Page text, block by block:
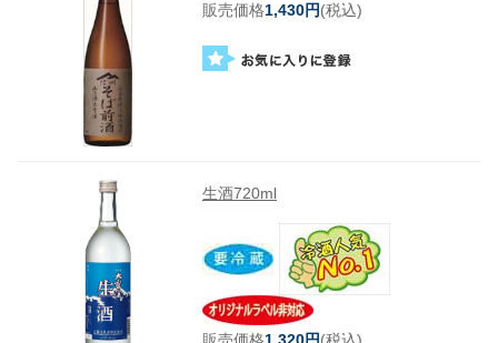
販売価格1,430円(税込)
生酒720ml